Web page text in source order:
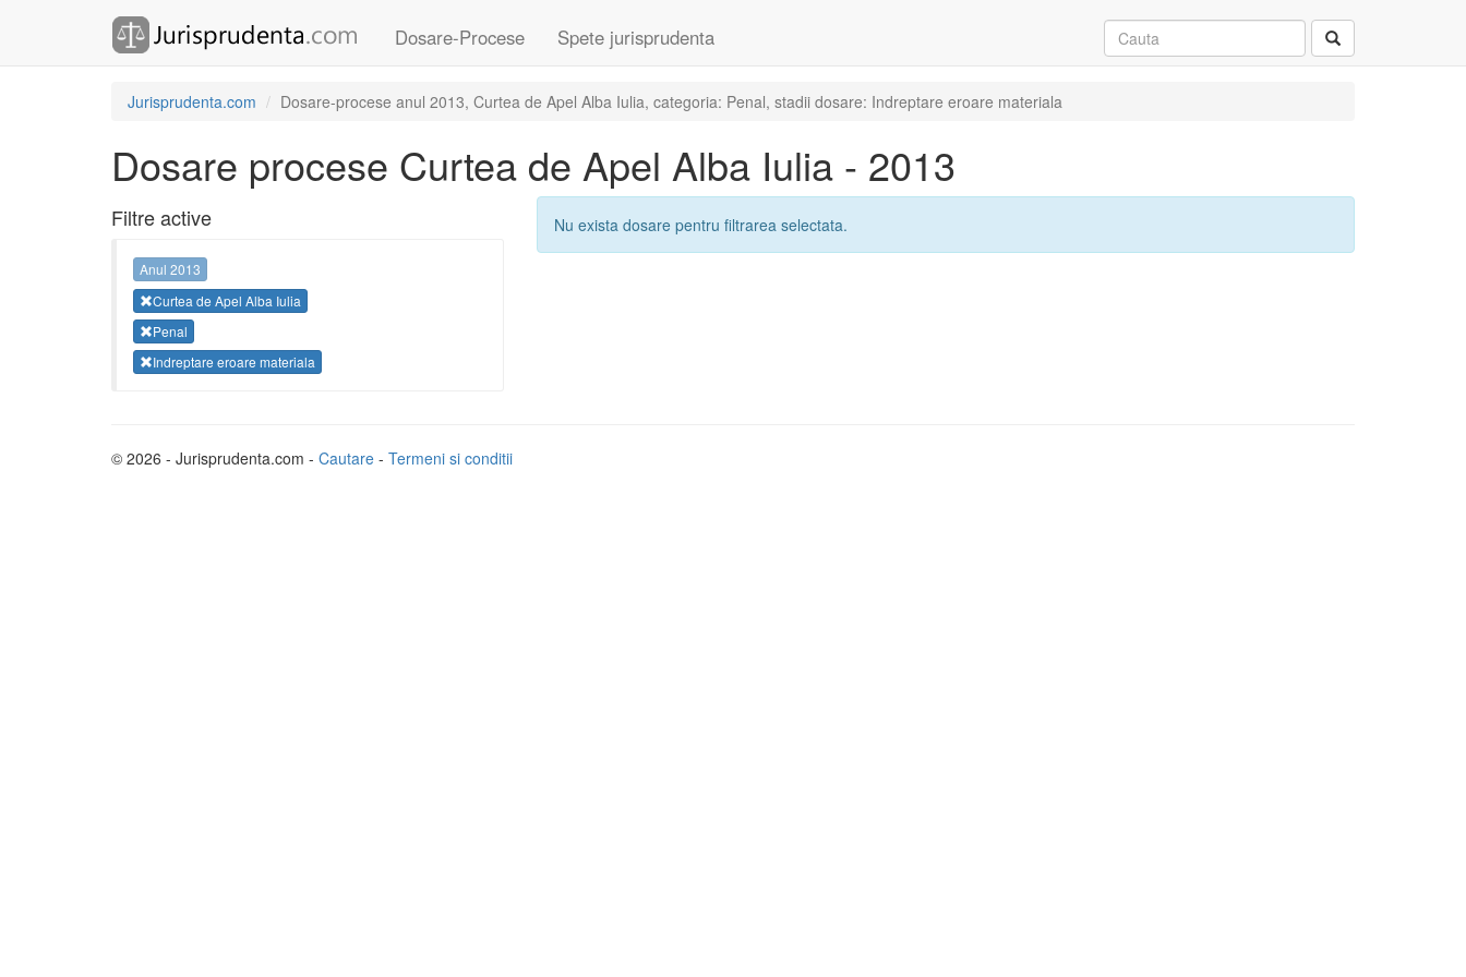
Dosare-Procese Spete jurisprudenta
Jurisprudenta.com Dosare-procese anul 2013, Curtea de Apel Alba Iulia, categoria: Penal, stadii dosare: Indreptare eroare materiala
Dosare procese Curtea de Apel Alba Iulia - 2013
Filtre active
Anul 2013
Curtea de Apel Alba Iulia
Penal
Indreptare eroare materiala
Nu exista dosare pentru filtrarea selectata.
© 2026 - Jurisprudenta.com - Cautare - Termeni si conditii